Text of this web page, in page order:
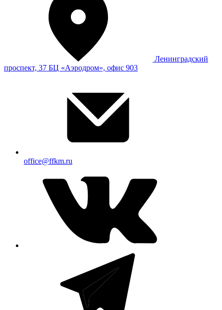
Ленинградский
проспект, 37 БЦ «Аэродром», офис 903
office@ffkm.ru